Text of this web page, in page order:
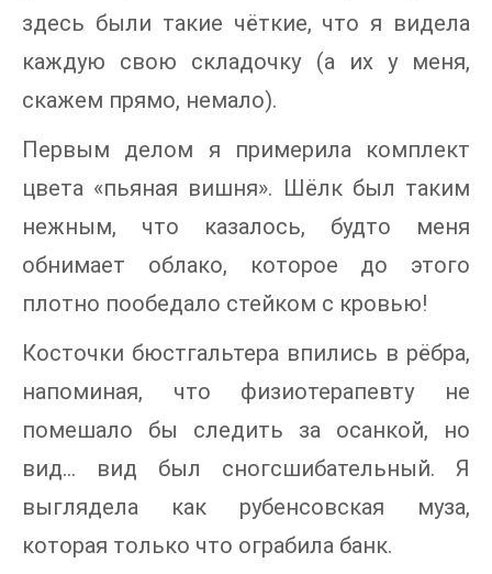
здесь были такие чёткие, что я видела
каждую свою складочку (а их у меня,
скажем прямо, немало).
Первым делом я примерила комплект
цвета «пьяная вишня». Шёлк был таким
нежным, что казалось, будто меня
обнимает облако, которое до этого
плотно пообедало стейком с кровью!
Косточки бюстгальтера впились в рёбра,
напоминая, что физиотерапевту не
помешало бы следить за осанкой, но
вид... вид был сногсшибательный. Я
выглядела как рубенсовская муза,
которая только что ограбила банк.